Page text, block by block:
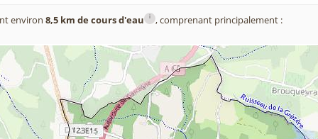
environ 8,5 km de cours d'eau i , comprenant principalement :